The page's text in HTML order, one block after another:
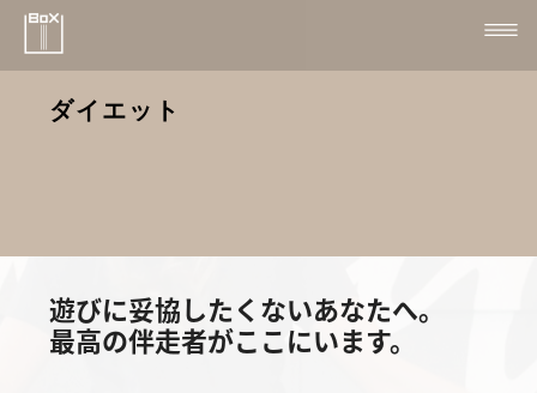
ダイエット
遊びに妥協したくないあなたへ。
最高の伴走者がここにいます。